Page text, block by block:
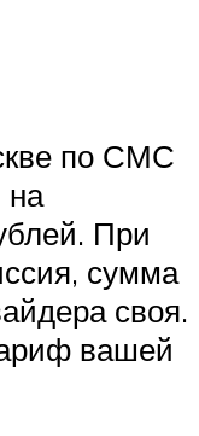
по СМС
на
При
сумма
своя.
вашей